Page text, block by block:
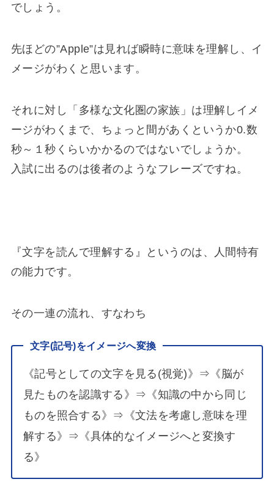
でしょう。
先ほどの”Apple”は見れば瞬時に意味を理解し、イ
メージがわくと思います。
それに対し「多様な文化圏の家族」は理解しイメ
ージがわくまで、ちょっと間があくというか0.数
秒～１秒くらいかかるのではないでしょうか。
入試に出るのは後者のようなフレーズですね。
『文字を読んで理解する』というのは、人間特有
の能力です。
その一連の流れ、すなわち
文字(記号)をイメージへ変換
《記号としての文字を見る(視覚)》⇒《脳が
見たものを認識する》⇒《知識の中から同じ
ものを照合する》⇒《文法を考慮し意味を理
解する》⇒《具体的なイメージへと変換す
る》